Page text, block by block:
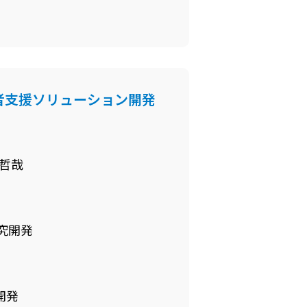
援ソリューション開発
哉
開発
発